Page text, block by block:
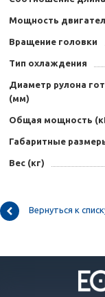
Мощность
Вращение головки
Тип охлаждения
Диаметр рулона
(мм)
Общая мощность
Габаритные
Вес (кг)
Вернуться к